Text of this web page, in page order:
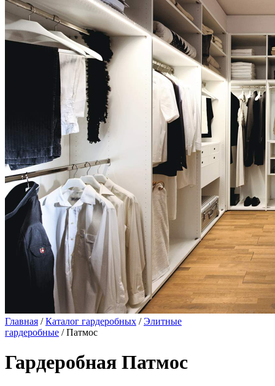
Главная /Каталог гардеробных /Элитные
гардеробные / Патмос
Гардеробная Патмос